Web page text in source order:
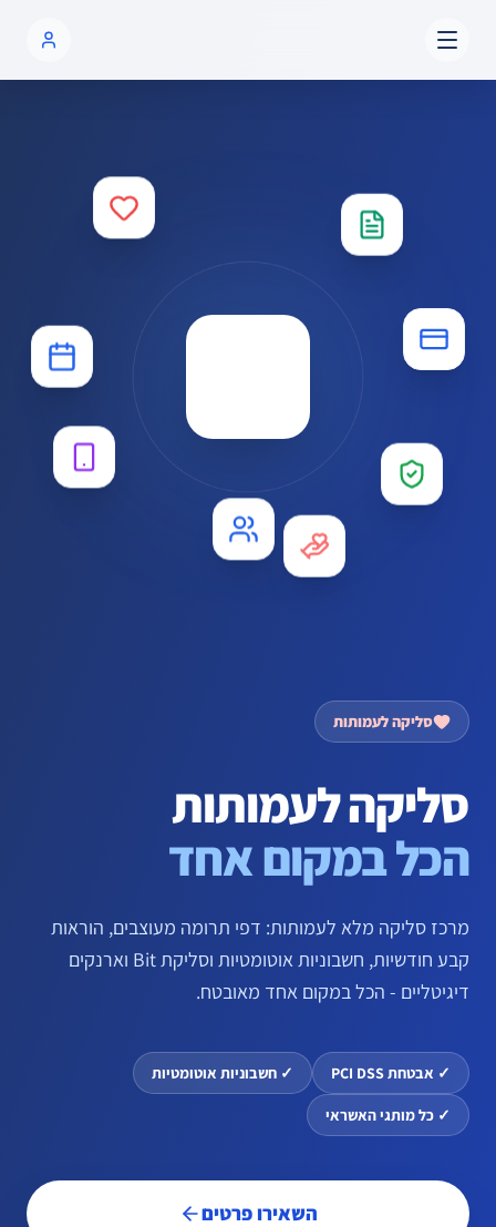
סליקה לעמותות
סליקה לעמותות
הכל במקום אחד
מרכז סליקה מלא לעמותות: דפי תרומה מעוצבים, הוראות
קבע חודשיות, חשבוניות אוטומטיות וסליקת Bit וארנקים
דיגיטליים - הכל במקום אחד מאובטח.
✓ אבטחת PCI DSS ✓ חשבוניות אוטומטיות
✓ כל מותגי האשראי
השאירו פרטים